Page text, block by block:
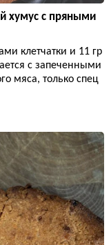
хумус с пряными
клетчатки и 11 гр
с запеченными
мяса, только спец